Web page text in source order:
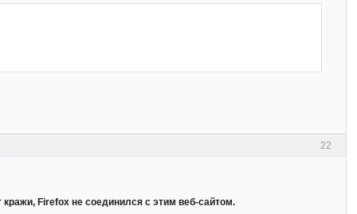
22
Firefox не соединился с этим веб-сайтом.